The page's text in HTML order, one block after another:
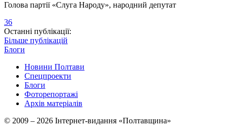
Голова партії «Слуга Народу», народний депутат
36
Останні публікації:
Більше публікацій
Блоги
Новини Полтави
Спецпроекти
Блоги
Фоторепортажі
Архів матеріалів
© 2009 – 2026 Інтернет-видання «Полтавщина»